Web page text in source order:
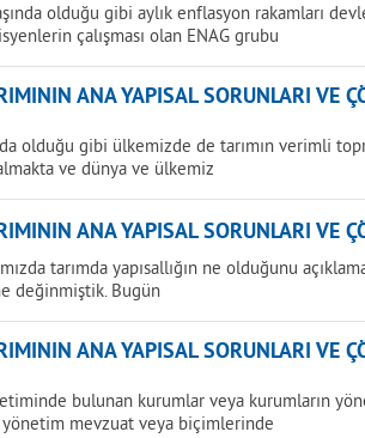
olduğu gibi aylık enflasyon rakamları
çalışması olan ENAG grubu
ANA YAPISAL SORUNLARI VE
olduğu gibi ülkemizde de tarımın verimli
ve dünya ve ülkemiz
ANA YAPISAL SORUNLARI VE
tarımda yapısallığın ne olduğunu
değinmiştik. Bugün
ANA YAPISAL SORUNLARI VE
bulunan kurumlar veya kurumların
mevzuat veya biçimlerinde